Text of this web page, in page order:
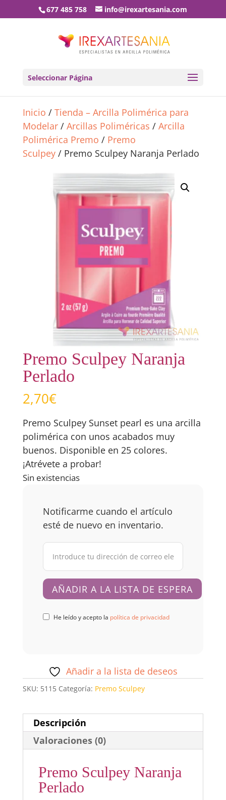
677 485 758 info@irexartesania.com
Seleccionar Página
Inicio / Tienda – Arcilla Polimérica para
Modelar/ Arcillas Poliméricas / Arcilla
Polimérica Premo / Premo
Sculpey/ Premo Sculpey Naranja Perlado
Premo Sculpey Naranja
Perlado
2,70€
Premo Sculpey Sunset pearl es una arcilla
polimérica con unos acabados muy
buenos. Disponible en 25 colores.
¡Atrévete a probar!
Sin existencias
Notificarme cuando el artículo
esté de nuevo en inventario.
He leído y acepto la política de privacidad
Añadir a la lista de deseos
SKU: 5115 Categoría: Premo Sculpey
Descripción
Valoraciones (0)
Premo Sculpey Naranja
Perlado